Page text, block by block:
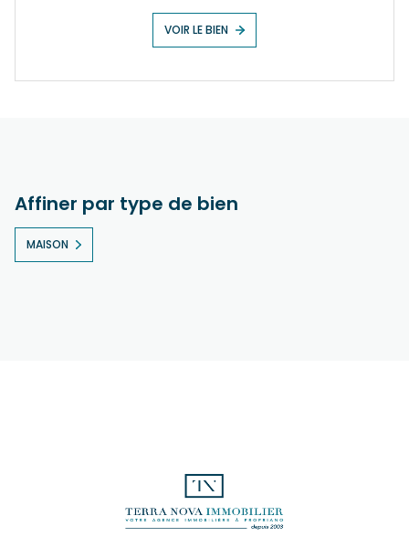
VOIR LE BIEN
Affiner par type de bien
MAISON